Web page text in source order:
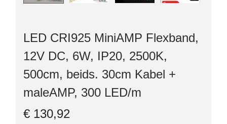
LED CRI925 MiniAMP Flexband,
12V DC, 6W, IP20, 2500K,
500cm, beids. 30cm Kabel +
maleAMP, 300 LED/m
€ 130,92